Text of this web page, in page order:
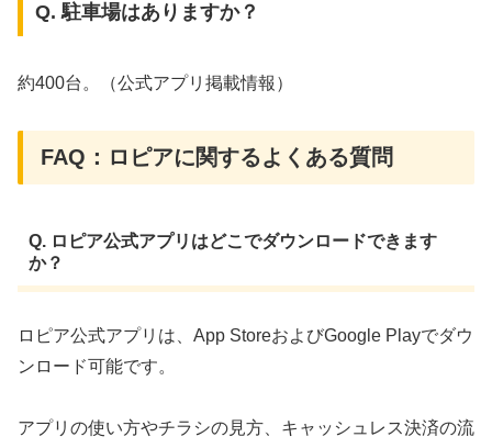
Q. 駐車場はありますか？
約400台。（公式アプリ掲載情報）
FAQ：ロピアに関するよくある質問
Q. ロピア公式アプリはどこでダウンロードできます
か？
ロピア公式アプリは、App StoreおよびGoogle Playでダウ
ンロード可能です。 ​
アプリの使い方やチラシの見方、キャッシュレス決済の流